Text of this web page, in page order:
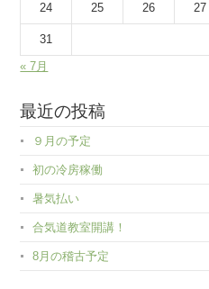
24 25 26 27
31
« 7月
最近の投稿
９月の予定
初の冷房稼働
暑気払い
合気道教室開講！
8月の稽古予定